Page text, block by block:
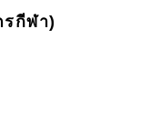
รกีฬา)